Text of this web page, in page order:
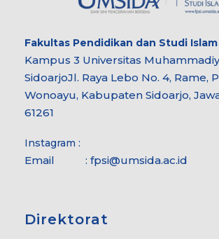
Fakultas Pendidikan dan Studi Islam
Kampus 3 Universitas
SidoarjoJl. Raya Lebo No. 4, Rame,
Wonoayu, Kabupaten Sidoarjo,
61261
Instagram :
Email : fpsi@umsida.ac.id
Direktorat